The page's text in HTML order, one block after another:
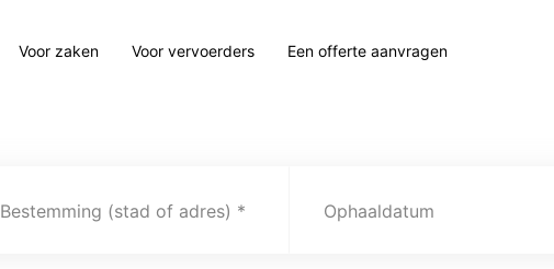
Voor zaken Voor vervoerders Een offerte aanvragen
Bestemming (stad of adres) Ophaaldatum